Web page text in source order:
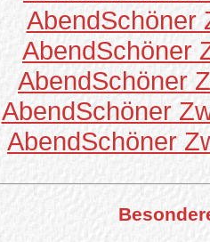
AbendSchöner
AbendSchöner
AbendSchöner
AbendSchöner
AbendSchöner